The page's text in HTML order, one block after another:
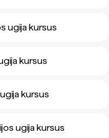
ugija kursus
kursus
kursus
ugija kursus